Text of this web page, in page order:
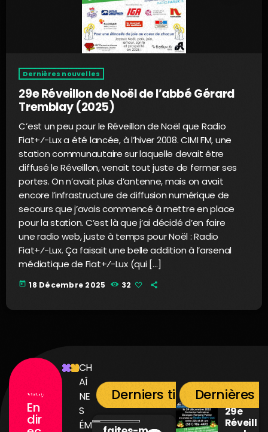
Dernières nouvelles
29e Réveillon de Noël de l’abbé Gérard
Tremblay (2025)
C’est un peu pour le Réveillon de Noël que Radio
Fiat+⁄-Lux a été lancée, à l’hiver 2008. CIMI FM, une
station communautaire sur laquelle devait être
diffusé le Réveillon, venait tout juste de fermer ses
portes. On n’avait plus d’antenne, mais on avait
encore l’infrastructure de diffusion numérique de
secours que j’avais commencé à mettre en place
pour la station. C’est là que j’ai décidé d’en faire
une radio web, juste à temps pour Noël : Radio
Fiat+⁄-Lux. Ça faisait une belle addition à l’arsenal
médiatique de Fiat+⁄-Lux (qui […]
today 18 Décembre 2025 32
En
dir
CH
AÎ
NE
S
ÉM
Derniers titres diffusés
Dernières
29e
Réveill